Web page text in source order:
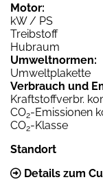
Motor:
kW / PS
Treibstoff
Hubraum
Umweltnormen:
Umweltplakette
Verbrauch und
Kraftstoffverbr.
CO2-Emissionen
CO2-Klasse
Standort
Details zum